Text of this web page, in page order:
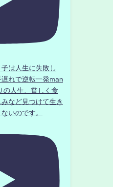
は人生に失敗し
れで逆転一発man
の人生、貧しく食
など見つけて生き
いのです。